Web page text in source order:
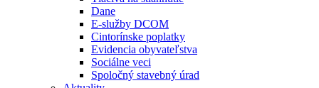
Dane
E-služby DCOM
Cintorínske poplatky
Evidencia obyvateľstva
Sociálne veci
Spoločný stavebný úrad